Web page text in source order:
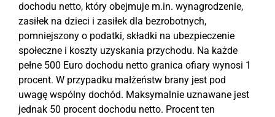
dochodu netto, który obejmuje m.in. wynagrodzenie,
zasiłek na dzieci i zasiłek dla bezrobotnych,
pomniejszony o podatki, składki na ubezpieczenie
społeczne i koszty uzyskania przychodu. Na każde
pełne 500 Euro dochodu netto granica ofiary wynosi 1
procent. W przypadku małżeństw brany jest pod
uwagę wspólny dochód. Maksymalnie uznawane jest
jednak 50 procent dochodu netto. Procent ten